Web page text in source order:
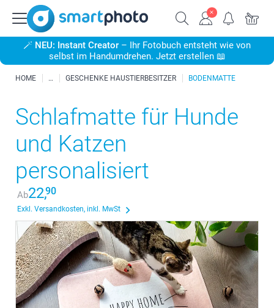
🪄 NEU: Instant Creator – Ihr Fotobuch entsteht wie von
selbst im Handumdrehen. Jetzt erstellen 📖
HOME GESCHENKE HAUSTIERBESITZER BODENMATTE
Schlafmatte für Hunde
und Katzen
personalisiert
Ab22,90
Exkl. Versandkosten, inkl. MwSt